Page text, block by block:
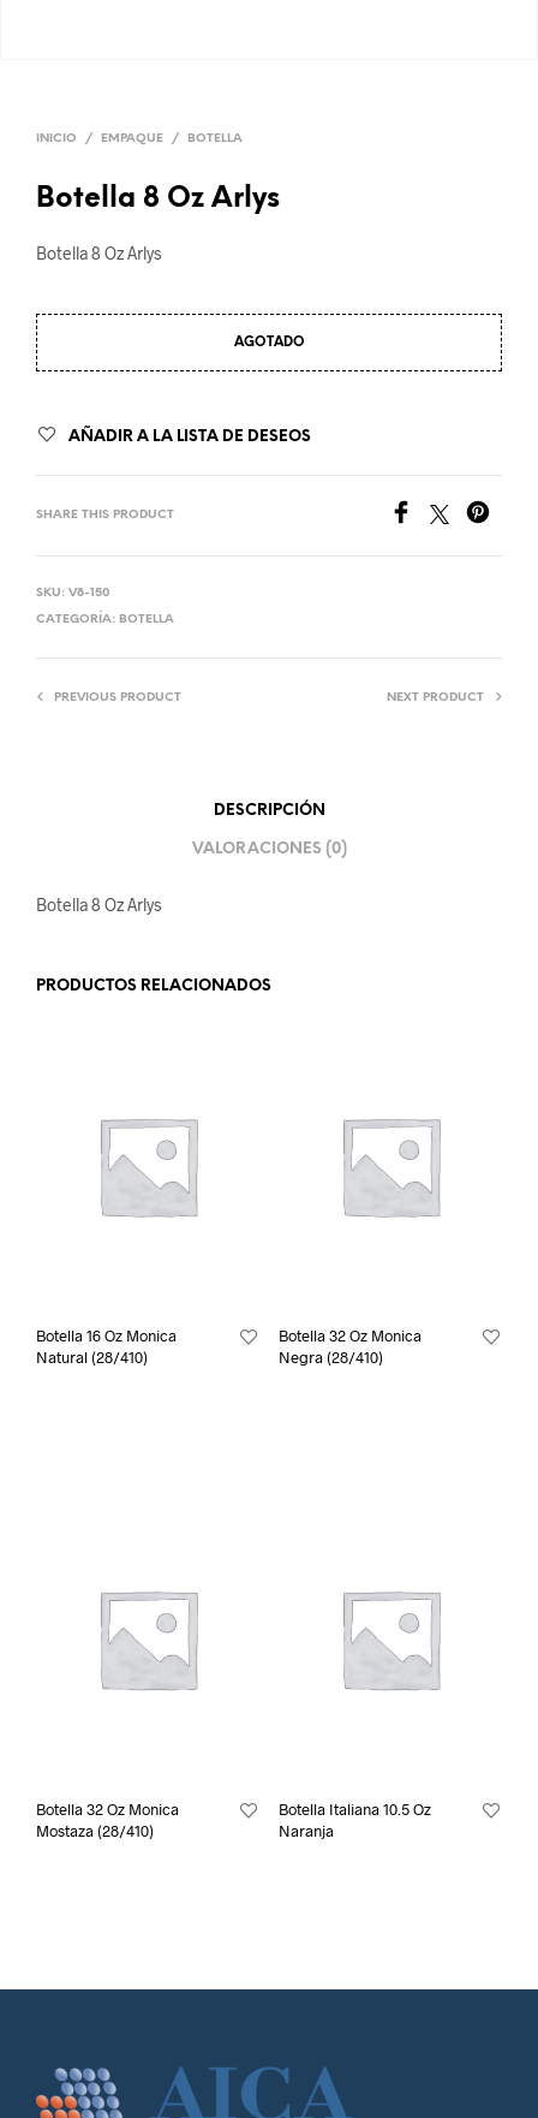
INICIO / EMPAQUE / BOTELLA
Botella 8 Oz Arlys
Botella 8 Oz Arlys
AGOTADO
AÑADIR A LA LISTA DE DESEOS
SHARE THIS PRODUCT
SKU: V8-150
CATEGORÍA: BOTELLA
PREVIOUS PRODUCT NEXT PRODUCT
DESCRIPCIÓN
VALORACIONES (0)
Botella 8 Oz Arlys
PRODUCTOS RELACIONADOS
Botella 16 Oz Monica
Natural (28/410)
Botella 32 Oz Monica
Negra (28/410)
Botella 32 Oz Monica
Mostaza (28/410)
Botella Italiana 10.5 Oz
Naranja